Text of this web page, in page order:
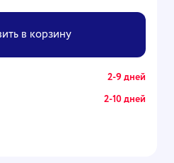
2-9 дней
2-10 дней